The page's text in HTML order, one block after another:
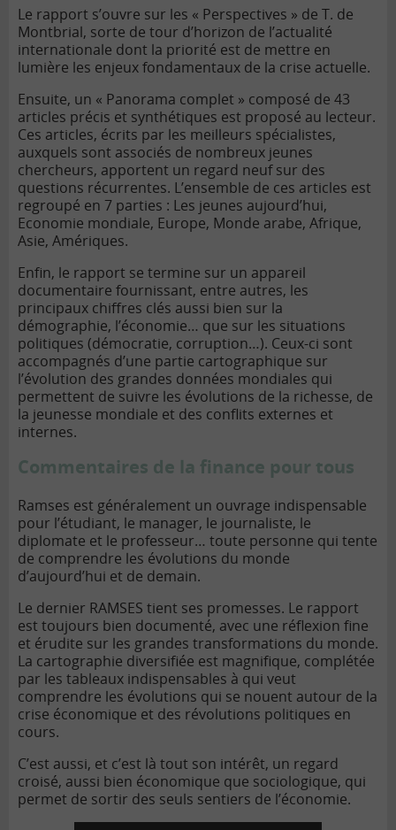
Le rapport s’ouvre sur les « Perspectives » de T. de
Montbrial, sorte de tour d’horizon de l’actualité
internationale dont la priorité est de mettre en
lumière les enjeux fondamentaux de la crise actuelle.
Ensuite, un « Panorama complet » composé de 43
articles précis et synthétiques est proposé au lecteur.
Ces articles, écrits par les meilleurs spécialistes,
auxquels sont associés de nombreux jeunes
chercheurs, apportent un regard neuf sur des
questions récurrentes. L’ensemble de ces articles est
regroupé en 7 parties : Les jeunes aujourd’hui,
Economie mondiale, Europe, Monde arabe, Afrique,
Asie, Amériques.
Enfin, le rapport se termine sur un appareil
documentaire fournissant, entre autres, les
principaux chiffres clés aussi bien sur la
démographie, l’économie… que sur les situations
politiques (démocratie, corruption…). Ceux-ci sont
accompagnés d’une partie cartographique sur
l’évolution des grandes données mondiales qui
permettent de suivre les évolutions de la richesse, de
la jeunesse mondiale et des conflits externes et
internes.
Commentaires de la finance pour tous
Ramses est généralement un ouvrage indispensable
pour l’étudiant, le manager, le journaliste, le
diplomate et le professeur… toute personne qui tente
de comprendre les évolutions du monde
d’aujourd’hui et de demain.
Le dernier RAMSES tient ses promesses. Le rapport
est toujours bien documenté, avec une réflexion fine
et érudite sur les grandes transformations du monde.
La cartographie diversifiée est magnifique, complétée
par les tableaux indispensables à qui veut
comprendre les évolutions qui se nouent autour de la
crise économique et des révolutions politiques en
cours.
C’est aussi, et c’est là tout son intérêt, un regard
croisé, aussi bien économique que sociologique, qui
permet de sortir des seuls sentiers de l’économie.